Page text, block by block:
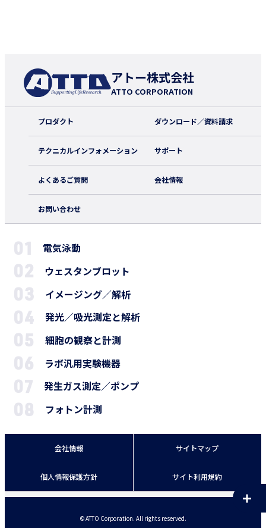
アトー株式会社
ATTO CORPORATION
プロダクト ダウンロード／資料請求
テクニカルインフォメーション サポート
よくあるご質問 会社情報
お問い合わせ
電気泳動
ウェスタンブロット
イメージング／解析
発光／吸光測定と解析
細胞の観察と計測
ラボ汎用実験機器
発生ガス測定／ポンプ
フォトン計測
会社情報 サイトマップ
個人情報保護方針 サイト利用規約
© ATTO Corporation. All rights reserved.